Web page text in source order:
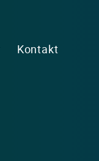
Kontakt